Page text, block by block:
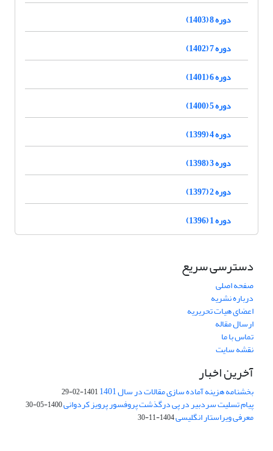
دوره 8 (1403)
دوره 7 (1402)
دوره 6 (1401)
دوره 5 (1400)
دوره 4 (1399)
دوره 3 (1398)
دوره 2 (1397)
دوره 1 (1396)
دسترسی سریع
صفحه اصلی
درباره نشریه
اعضای هیات تحریریه
ارسال مقاله
تماس با ما
نقشه سایت
آخرین اخبار
بخشنامه هزینه آماده سازی مقالات در سال 1401 1401-02-29
پیام تسلیت سردبیر در پی درگذشت پروفسور پرویز کردوانی1400-05-30
معرفی ویراستار انگلیسی1404-11-30